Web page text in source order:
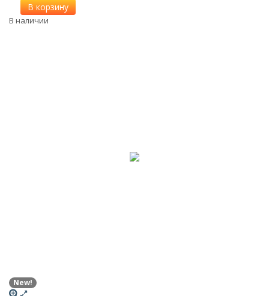
В корзину
В наличии
New!